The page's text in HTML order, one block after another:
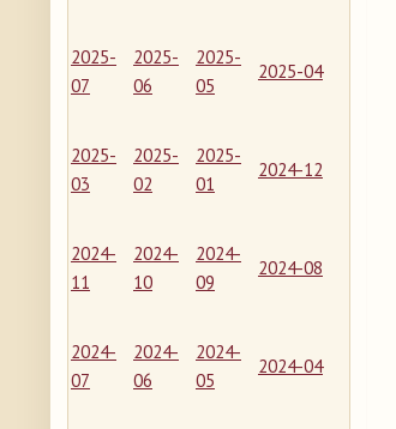
2025-
07
2025-
06
2025-
05
2025-04
2025-
03
2025-
02
2025-
01
2024-12
2024-
11
2024-
10
2024-
09
2024-08
2024-
07
2024-
06
2024-
05
2024-04